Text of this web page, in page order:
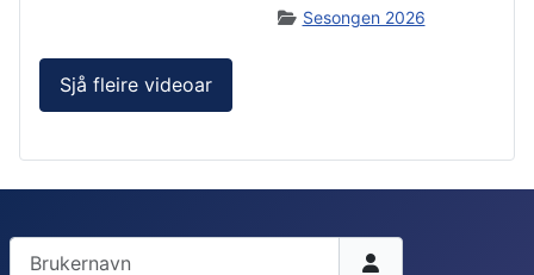
Sesongen 2026
Sjå fleire videoar
Brukernavn